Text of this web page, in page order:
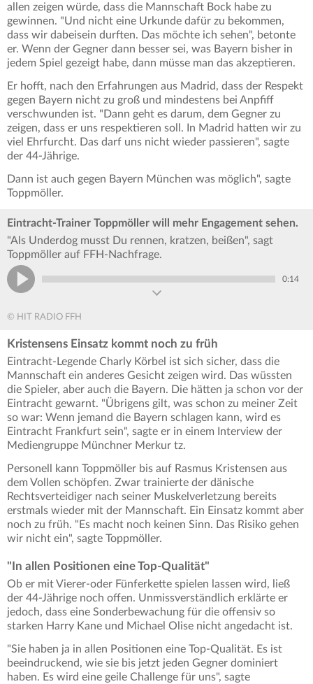
allen zeigen würde, dass die Mannschaft Bock habe zu
gewinnen. "Und nicht eine Urkunde dafür zu bekommen,
dass wir dabeisein durften. Das möchte ich sehen", betonte
er. Wenn der Gegner dann besser sei, was Bayern bisher in
jedem Spiel gezeigt habe, dann müsse man das akzeptieren.
Er hofft, nach den Erfahrungen aus Madrid, dass der Respekt
gegen Bayern nicht zu groß und mindestens bei Anpfiff
verschwunden ist. "Dann geht es darum, dem Gegner zu
zeigen, dass er uns respektieren soll. In Madrid hatten wir zu
viel Ehrfurcht. Das darf uns nicht wieder passieren", sagte
der 44-Jährige.
Dann ist auch gegen Bayern München was möglich", sagte
Toppmöller.
Eintracht-Trainer Toppmöller will mehr Engagement sehen.
"Als Underdog musst Du rennen, kratzen, beißen", sagt
Toppmöller auf FFH-Nachfrage.
0:14
© HIT RADIO FFH
Kristensens Einsatz kommt noch zu früh
Eintracht-Legende Charly Körbel ist sich sicher, dass die
Mannschaft ein anderes Gesicht zeigen wird. Das wüssten
die Spieler, aber auch die Bayern. Die hätten ja schon vor der
Eintracht gewarnt. "Übrigens gilt, was schon zu meiner Zeit
so war: Wenn jemand die Bayern schlagen kann, wird es
Eintracht Frankfurt sein", sagte er in einem Interview der
Mediengruppe Münchner Merkur tz.
Personell kann Toppmöller bis auf Rasmus Kristensen aus
dem Vollen schöpfen. Zwar trainierte der dänische
Rechtsverteidiger nach seiner Muskelverletzung bereits
erstmals wieder mit der Mannschaft. Ein Einsatz kommt aber
noch zu früh. "Es macht noch keinen Sinn. Das Risiko gehen
wir nicht ein", sagte Toppmöller.
"In allen Positionen eine Top-Qualität"
Ob er mit Vierer-oder Fünferkette spielen lassen wird, ließ
der 44-Jährige noch offen. Unmissverständlich erklärte er
jedoch, dass eine Sonderbewachung für die offensiv so
starken Harry Kane und Michael Olise nicht angedacht ist.
"Sie haben ja in allen Positionen eine Top-Qualität. Es ist
beeindruckend, wie sie bis jetzt jeden Gegner dominiert
haben. Es wird eine geile Challenge für uns", sagte